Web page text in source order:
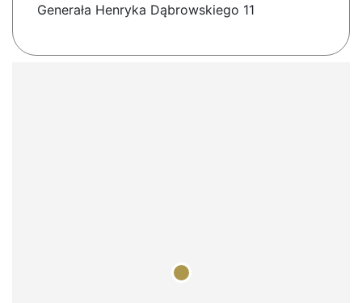
Generała Henryka Dąbrowskiego 11